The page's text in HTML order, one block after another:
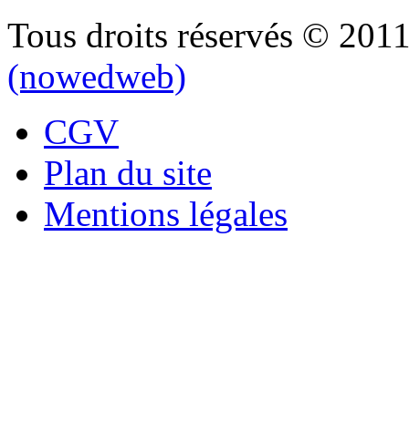
Tous droits réservés ©
(nowedweb)
CGV
Plan du site
Mentions légales